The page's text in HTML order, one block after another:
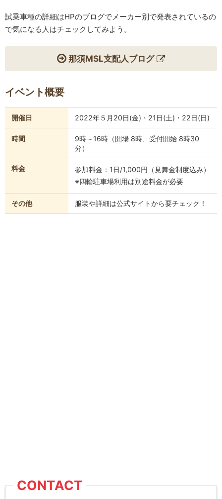
試乗車種の詳細はHPのブログでメーカー別で発表されているの
で気になる人はチェックしてみよう。
那須MSL支配人ブログ
イベント概要
開催日 2022年５月20日(金)・21日(土)・22日(日)
時間
9時～16時（開場 8時、受付開始 8時30
分）
料金
参加料金：1日/1,000円（見舞金制度込み）
※四輪駐車場利用は別途料金が必要
その他 服装や詳細は公式サイトから要チェック！
CONTACT